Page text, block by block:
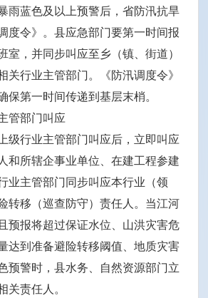
雨蓝色及以上预警后，省防汛抗旱
度令》。县应急部门要第一时间报
室，并同步叫应至乡（镇、街道）
关行业主管部门。《防汛调度令》
保第一时间传递到基层末梢。
管部门叫应
级行业主管部门叫应后，立即叫应
和所辖企事业单位、在建工程参建
业主管部门同步叫应本行业（领
转移（巡查防守）责任人。当江河
预报将超过保证水位、山洪灾害危
达到准备避险转移阈值、地质灾害
预警时，县水务、自然资源部门立
责任人。